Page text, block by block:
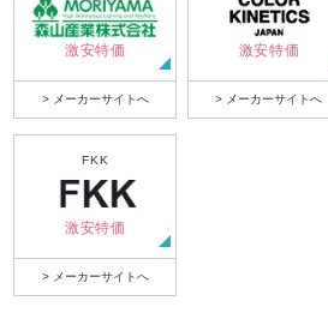
激安特価
> メーカーサイトへ
激安特価
> メーカーサイトへ
FKK
激安特価
> メーカーサイトへ